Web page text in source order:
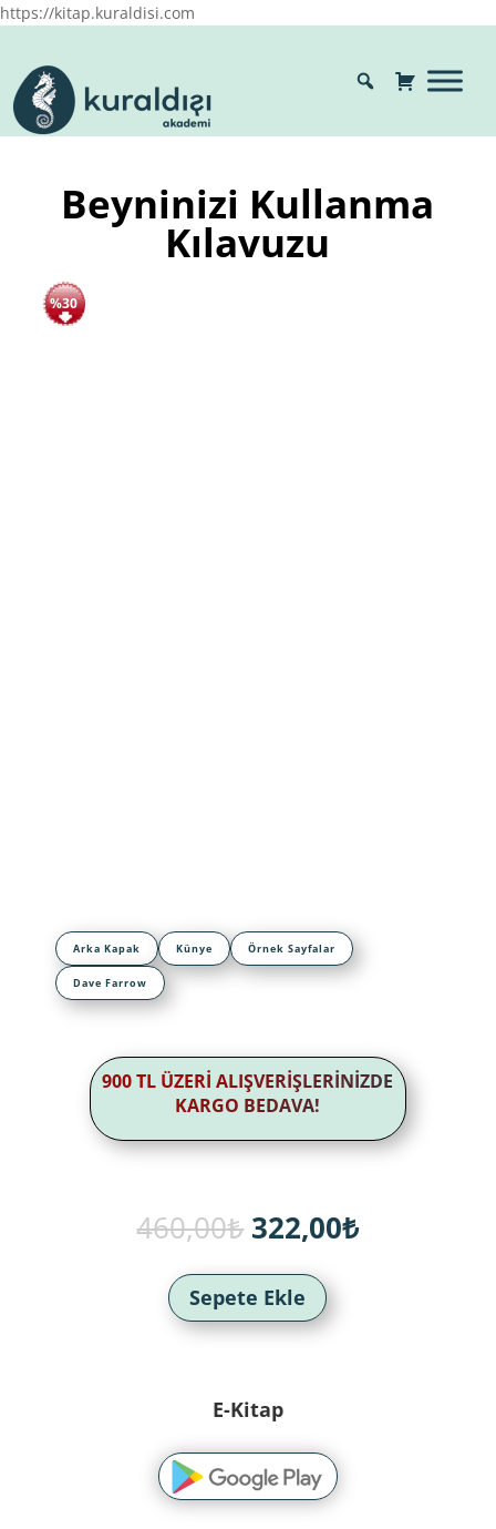
https://kitap.kuraldisi.com
Beyninizi Kullanma
Kılavuzu
%30
Arka Kapak Künye Örnek Sayfalar
Dave Farrow
900 TL ÜZERİ ALIŞVERİŞLERİNİZDE
KARGO BEDAVA!
460,00₺ Orijinal
fiyat:
460,00₺.
322,00₺Şu
Sepete Ekle
E-Kitap